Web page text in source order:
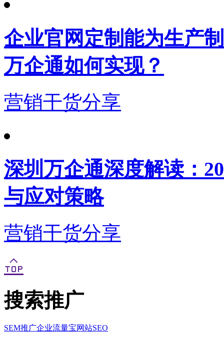
企业官网定制能为生产
万企通如何实现？
营销干货分享
深圳万企通深度解读：
与应对策略
营销干货分享
搜索推广
SEM推广企业流量宝网站SEO